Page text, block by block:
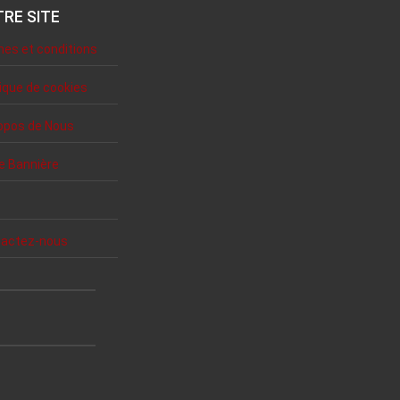
SITE
et conditions
de cookies
de Nous
Bannière
nous